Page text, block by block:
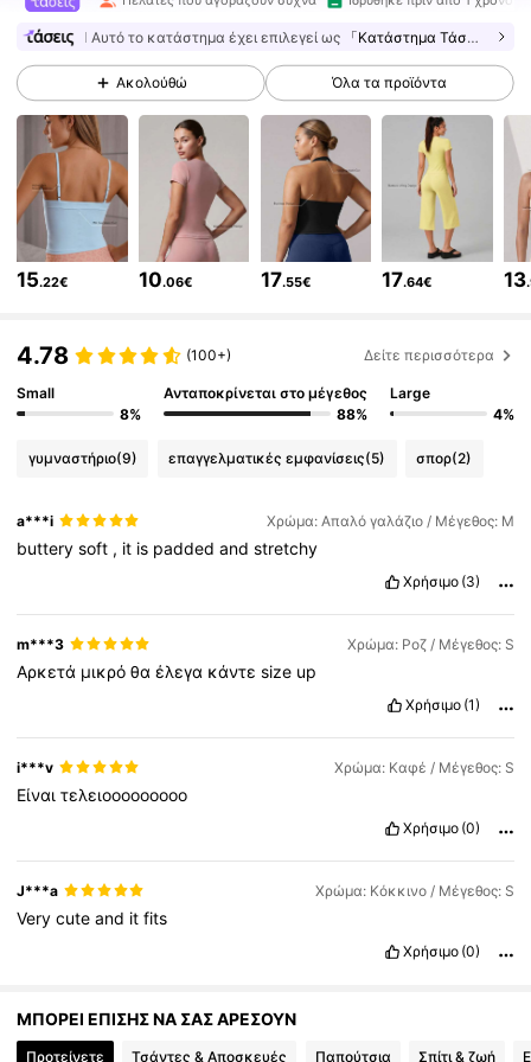
4.89 120K Ακόλουθοι
4.89 120K Ακόλουθοι
120K Ακόλουθοι
120K Ακόλουθοι
120K Ακόλουθοι
4.89 120K Ακόλουθοι
Αυτό το κατάστημα έχει επιλεγεί ως 「Κατάστημα Τάσεων」
Ακολούθώ Όλα τα προϊόντα
15.22€ 10.06€ 17.55€ 17.64€ 13
4.78 (100+) Δείτε περισσότερα
Small
8%
Ανταποκρίνεται στο μέγεθος
88%
Large
4%
γυμναστήριο(9) επαγγελματικές εμφανίσεις(5) σπορ(2)
a***i Χρώμα: Απαλό γαλάζιο / Μέγεθος: M
butterysoft , it is paddedandstretchy
Χρήσιμο (3)
m***3 Χρώμα: Ροζ / Μέγεθος: S
Αρκετά μικρόθαέλεγα κάντεsize up
Χρήσιμο (1)
i***v Χρώμα: Καφέ / Μέγεθος: S
Είναιτελειοοοοοοοοο
Χρήσιμο (0)
J***a Χρώμα: Κόκκινο / Μέγεθος: S
Verycuteand itfits
Χρήσιμο (0)
ΜΠΟΡΕΙ ΕΠΙΣΗΣ ΝΑ ΣΑΣ ΑΡΕΣΟΥΝ
Προτείνετε Τσάντες & Αποσκευές Παπούτσια Σπίτι & ζωή